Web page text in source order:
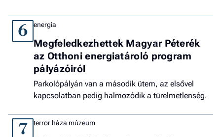
6 energia
Megfeledkezhettek Magyar Péterék
az Otthoni energiatároló program
pályázóiról
Parkolópályán van a második ütem, az elsővel
kapcsolatban pedig halmozódik a türelmetlenség.
7 terror háza múzeum